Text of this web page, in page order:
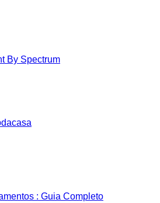
By Spectrum
: Guia Completo